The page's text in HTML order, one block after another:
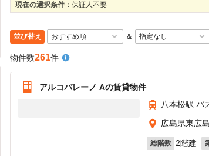
現在の選択条件： 保証人不要
並び替え ＆
物件数261件
アルコバレーノ Aの賃貸物件
八本松駅 バ
広島県東広
総階数 2階建